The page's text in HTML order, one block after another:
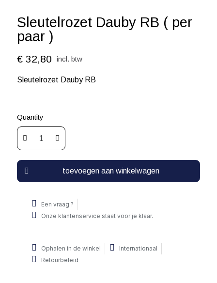
Sleutelrozet Dauby RB ( per
paar )
€ 32,80 incl. btw
Sleutelrozet Dauby RB
Quantity
toevoegen aan winkelwagen
Een vraag ?
Onze klantenservice staat voor je klaar.
Ophalen in de winkel
Internationaal
Retourbeleid